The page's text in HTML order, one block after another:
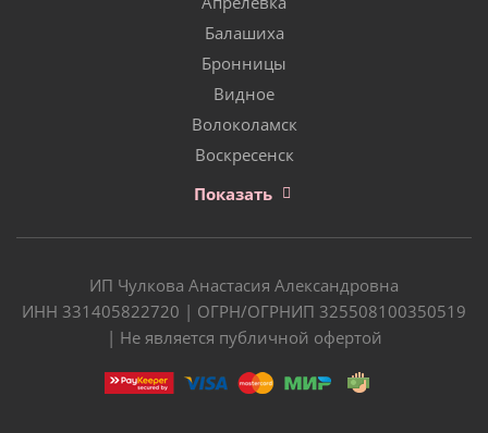
Балашиха
Бронницы
Видное
Волоколамск
Воскресенск
Показать
ИП Чулкова Анастасия Александровна
ИНН 331405822720 | ОГРН/ОГРНИП 325508100350519
| Не является публичной офертой